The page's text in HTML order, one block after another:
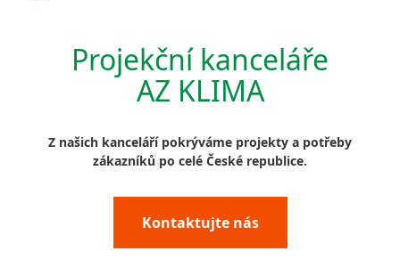
Projekční kanceláře
AZ KLIMA
Z našich kanceláří pokrýváme projekty a potřeby
zákazníků po celé České republice.
Kontaktujte nás